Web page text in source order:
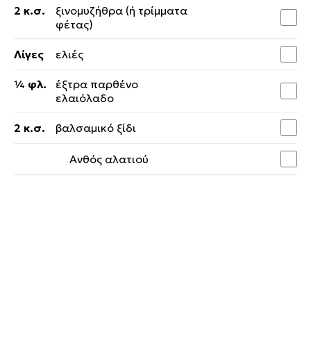
2 κ.σ.
ξινομυζήθρα (ή τρίμματα
φέτας)
Λίγες ελιές
¼ φλ.
έξτρα παρθένο
ελαιόλαδο
2 κ.σ. βαλσαμικό ξίδι
Ανθός αλατιού